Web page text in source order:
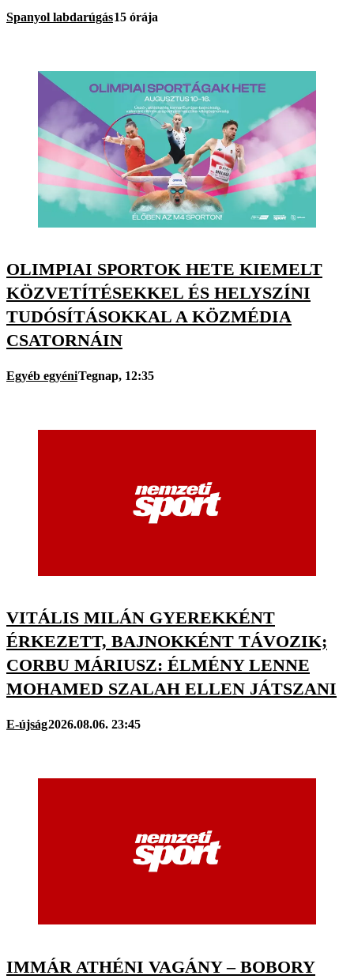
Spanyol labdarúgás15 órája
OLIMPIAI SPORTOK HETE KIEMELT
KÖZVETÍTÉSEKKEL ÉS HELYSZÍNI
TUDÓSÍTÁSOKKAL A KÖZMÉDIA
CSATORNÁIN
Egyéb egyéniTegnap, 12:35
VITÁLIS MILÁN GYEREKKÉNT
ÉRKEZETT, BAJNOKKÉNT TÁVOZIK;
CORBU MÁRIUSZ: ÉLMÉNY LENNE
MOHAMED SZALAH ELLEN JÁTSZANI
E-újság2026.08.06. 23:45
IMMÁR ATHÉNI VAGÁNY – BOBORY